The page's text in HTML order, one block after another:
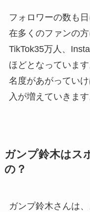
フォロワーの数も
在多くのファンの
TikTok35万人、
ほどとなっていま
名度があがってい
入が増えていきます
ガンプ鈴木はス
の？
ガンプ鈴木さんは